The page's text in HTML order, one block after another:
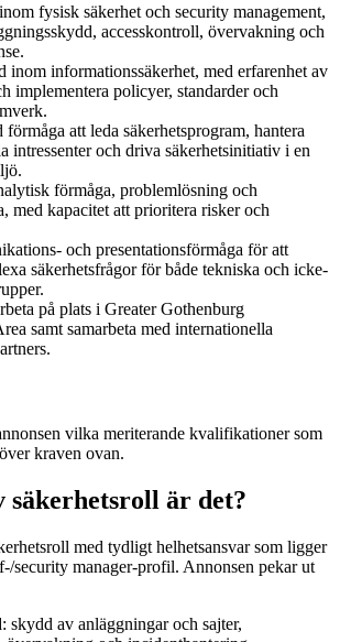
fysisk säkerhet och security management,
accesskontroll, övervakning och
inom informationssäkerhet, med erfarenhet av
implementera policyer, standarder och
att leda säkerhetsprogram, hantera
intressenter och driva säkerhetsinitiativ i en
förmåga, problemlösning och
med kapacitet att prioritera risker och
och presentationsförmåga för att
säkerhetsfrågor för både tekniska och icke-
på plats i Greater Gothenburg
samt samarbeta med internationella
vilka meriterande kvalifikationer som
kraven ovan.
säkerhetsroll är det?
med tydligt helhetsansvar som ligger
security manager-profil. Annonsen pekar ut
: skydd av anläggningar och sajter,